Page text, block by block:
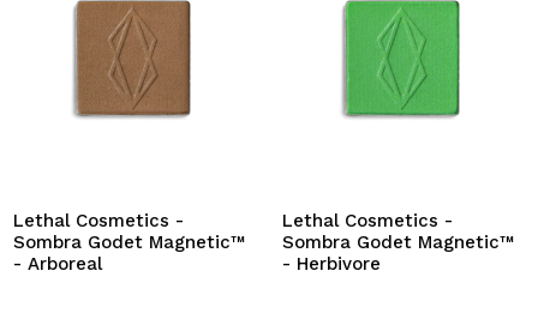
Lethal Cosmetics -
Sombra Godet Magnetic™
- Arboreal
Lethal Cosmetics -
Sombra Godet Magnetic™
- Herbivore